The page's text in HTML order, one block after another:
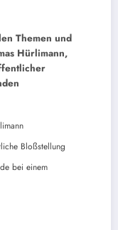
Themen und
Hürlimann,
Bloßstellung
bei einem